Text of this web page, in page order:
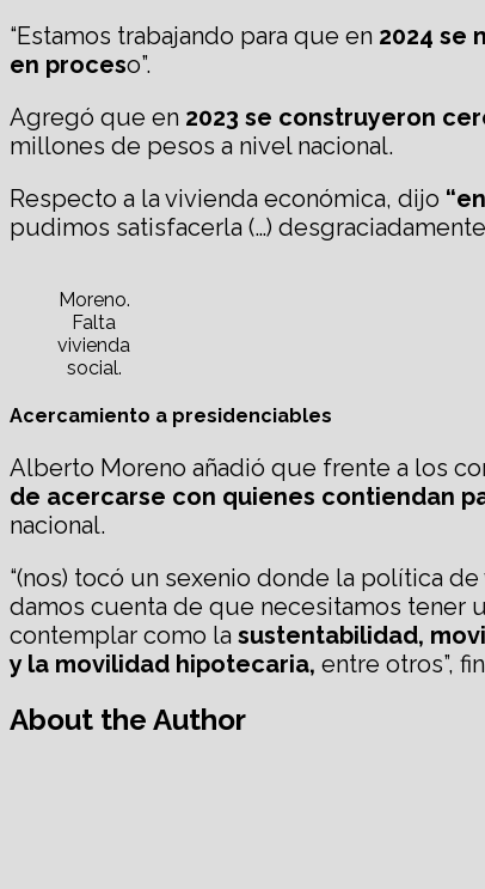
“Estamos trabajando para que en 2024 se
en proceso”.
Agregó que en 2023 se construyeron
millones de pesos a nivel nacional.
Respecto a la vivienda económica, dijo
pudimos satisfacerla (…) desgraciadamente
Moreno.
Falta
vivienda
social.
Acercamiento a presidenciables
Alberto Moreno añadió que frente a los
de acercarse con quienes contiendan
nacional.
“(nos) tocó un sexenio donde la política
damos cuenta de que necesitamos tener
contemplar como la sustentabilidad,
y la movilidad hipotecaria, entre otros”,
About the Author